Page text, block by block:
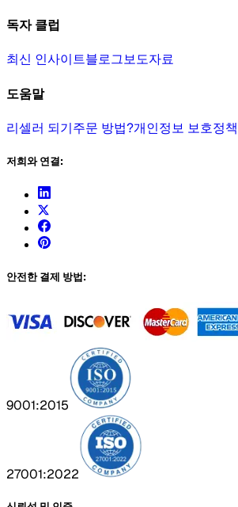
독자 클럽
최신 인사이트블로그보도자료
도움말
리셀러 되기주문 방법?개인정보 보호정책
저희와 연결:
안전한 결제 방법:
9001:2015
27001:2022